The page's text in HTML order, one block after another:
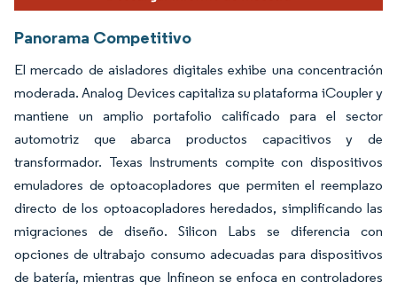
Panorama Competitivo
El mercado de aisladores digitales exhibe una concentración
moderada. Analog Devices capitaliza su plataforma iCoupler y
mantiene un amplio portafolio calificado para el sector
automotriz que abarca productos capacitivos y de
transformador. Texas Instruments compite con dispositivos
emuladores de optoacopladores que permiten el reemplazo
directo de los optoacopladores heredados, simplificando las
migraciones de diseño. Silicon Labs se diferencia con
opciones de ultrabajo consumo adecuadas para dispositivos
de batería, mientras que Infineon se enfoca en controladores